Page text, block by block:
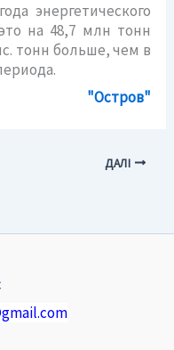
энергетического
на 48,7 млн тонн
тонн больше, чем в
"Остров"
ДАЛІ